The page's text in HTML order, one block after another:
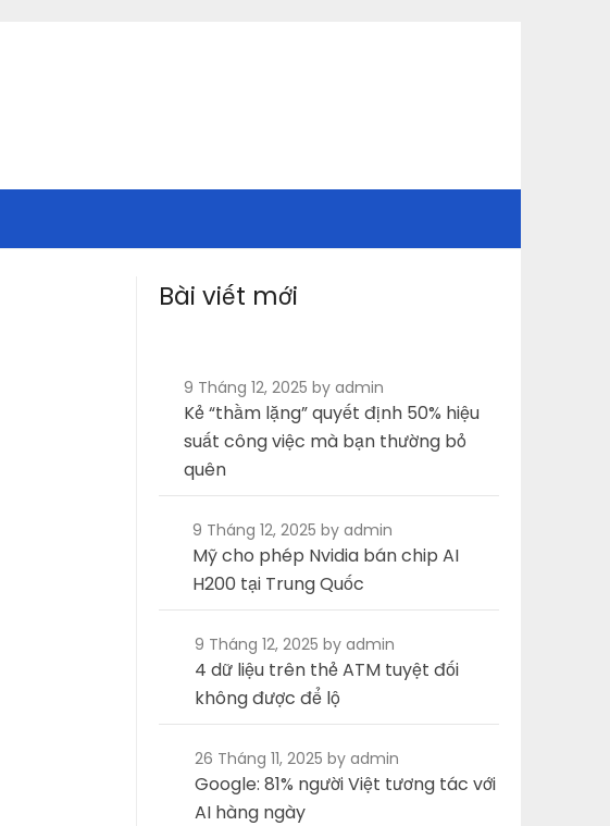
Bài viết mới
9 Tháng 12, 2025 by admin
Kẻ “thầm lặng” quyết định 50% hiệu
suất công việc mà bạn thường bỏ
quên
9 Tháng 12, 2025by admin
Mỹ cho phép Nvidia bán chip AI
H200 tại Trung Quốc
9 Tháng 12, 2025by admin
4 dữ liệu trên thẻ ATM tuyệt đối
không được để lộ
26 Tháng 11, 2025 by admin
Google: 81% người Việt tương tác với
AI hàng ngày